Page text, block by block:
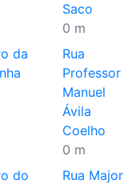
Saco
0 m
da
Rua
Professor
Manuel
Ávila
Coelho
0 m
do
Rua Major